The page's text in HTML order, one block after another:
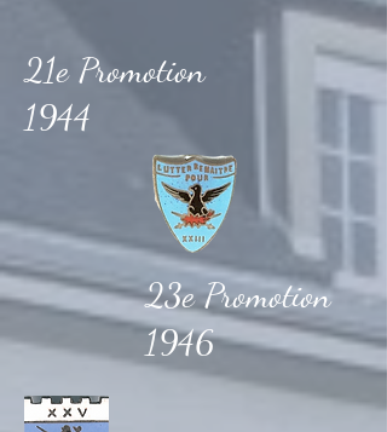
21e Promotion
1944
23e Promotion
1946